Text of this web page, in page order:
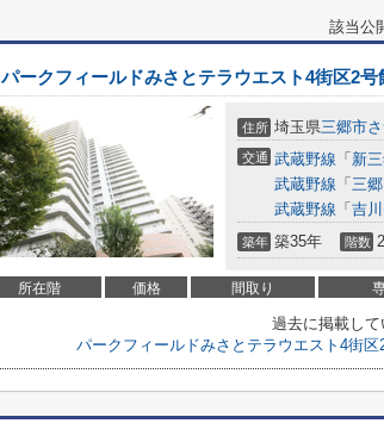
該当公
パークフィールドみさとテラウエスト4街区2
住所 埼玉県三郷市
交通 武蔵野線 「 新
武蔵野線 「 三郷
武蔵野線 「 吉
築年 築35年 階数
所在階 価格 間取り
過去に掲載して
パークフィールドみさとテラウエスト4街